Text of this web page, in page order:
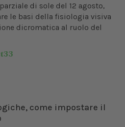
di sole del 12 agosto,
le basi della fisiologia visiva
dicromatica al ruolo del
come impostare il